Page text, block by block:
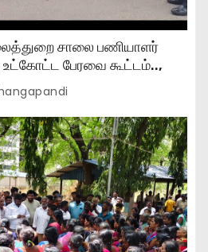
சாலை பணியாளர்
உட்கோட்ட பேரவை கூட்டம்..,